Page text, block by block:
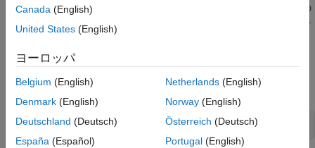
予測区間のプロット
適合度の統計量の検証
新しいクエリ点での最適な近似の評価
グラフィカルな近似結果の比較と、近似係数および適合度の
統計量を含む数値的な近似結果の比較により、最適な近似を
データの読み込みとプロット
この例のデータはファイル census.mat です。
load census
Canada (English)
United States (English)
ヨーロッパ
Belgium (English)
Denmark (English)
Deutschland (Deutsch)
España (Español)
Netherlands(English)
Norway(English)
Österreich (Deutsch)
Portugal(English)